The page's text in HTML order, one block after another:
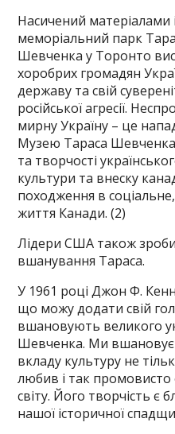
Насичений матеріалами
меморіальний парк
Шевченка у Торонто
хоробрих громадян
державу та свій
російської агресії.
мирну Україну – це
Музею Тараса Шевченка
та творчості
культури та внеску
походження в
життя Канади. (2)
Лідери США також
вшанування Тараса.
У 1961 році Джон Ф.
що можу додати свій
вшановують великого
Шевченка. Ми
вкладу культуру не
любив і так промовисто
світу. Його творчість
нашої історичної